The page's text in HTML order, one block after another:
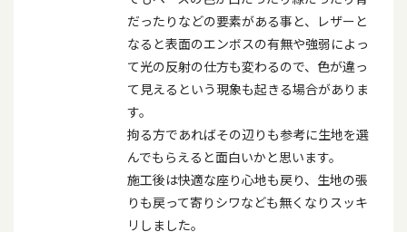
だったりなどの要素がある事と、レザーと
なると表面のエンボスの有無や強弱によっ
て光の反射の仕方も変わるので、色が違っ
て見えるという現象も起きる場合がありま
す。
拘る方であればその辺りも参考に生地を選
んでもらえると面白いかと思います。
施工後は快適な座り心地も戻り、生地の張
りも戻って寄りシワなども無くなりスッキ
リしました。